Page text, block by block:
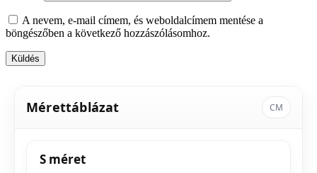
A nevem, e-mail címem, és weboldalcímem mentése a
böngészőben a következő hozzászólásomhoz.
Mérettáblázat CM
S méret